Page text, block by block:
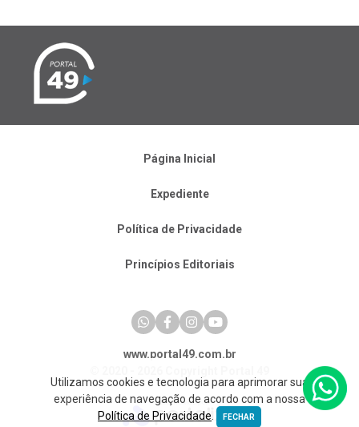
Página Inicial
Expediente
Política de Privacidade
Princípios Editoriais
www.portal49.com.br
Utilizamos cookies e tecnologia para aprimorar sua
experiência de navegação de acordo com a nossa
Política de Privacidade
FECHAR